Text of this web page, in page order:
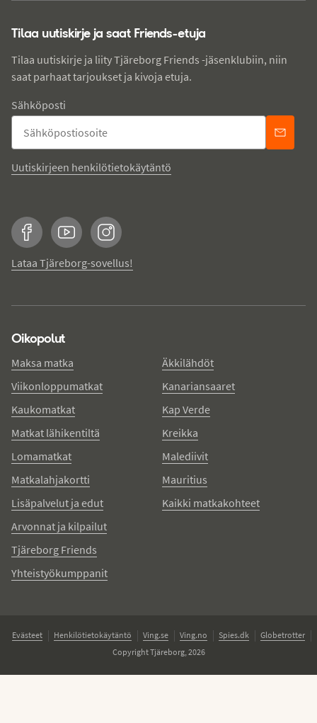
Tilaa uutiskirje ja saat Friends-etuja
Tilaa uutiskirje ja liity Tjäreborg Friends -jäsenklubiin, niin
saat parhaat tarjoukset ja kivoja etuja.
Sähköposti
Uutiskirjeen henkilötietokäytäntö
FacebookYouTubeInstagram
Lataa Tjäreborg-sovellus!
Oikopolut
Maksa matka
Viikonloppumatkat
Kaukomatkat
Matkat lähikentiltä
Lomamatkat
Matkalahjakortti
Lisäpalvelut ja edut
Arvonnat ja kilpailut
Tjäreborg Friends
Yhteistyökumppanit
Äkkilähdöt
Kanariansaaret
Kap Verde
Kreikka
Malediivit
Mauritius
Kaikki matkakohteet
Evästeet Henkilötietokäytäntö Ving.se Ving.no Spies.dk
Globetrotter
Copyright Tjäreborg, 2026